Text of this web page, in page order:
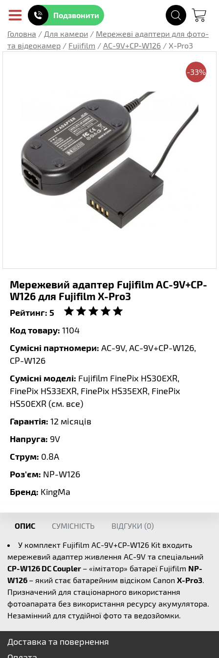
Подзвонити
Головна / Для камери / Мережеві адаптери для фото-
та відеокамер / Fujifilm / AC-9V+CP-W126 / X-Pro3
-33%
Мережевий адаптер Fujifilm AC-9V+CP-
W126 для Fujifilm X-Pro3
Рейтинг: 5
Код товару: 1104
Сумісні партномери: AC-9V, AC-9V+CP-W126,
CP-W126
Сумісні моделі: Fujifilm FinePix HS30EXR,
FinePix HS33EXR, FinePix HS35EXR, FinePix
HS50EXR (см. все)
Гарантія: 12 місяців
Напруга: 9V
Струм: 0.8A
Роз'єм: NP-W126
Бренд: KingMa
ОПИС СУМІСНІСТЬ ВІДГУКИ (0)
У комплект Fujifilm AC-9V+CP-W126 Kit входить
мережевий адаптер живлення AC-9V та спеціальний
CP-W126 DC Coupler – «імітатор» батареї Fujifilm NP-
W126 – який стає батарейним відсіком Canon X-Pro3.
Призначений для стаціонарного використання
фотоапарата без використання ресурсу акумулятора.
Незамінний для студійної фото та ведозйомки.
Доставка та повернення